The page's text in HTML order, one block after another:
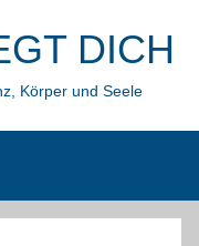
DICH
Körper und Seele